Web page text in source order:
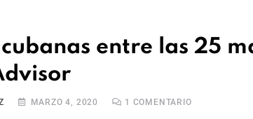
entre las 25
MARZO 4, 2020 1 COMENTARIO